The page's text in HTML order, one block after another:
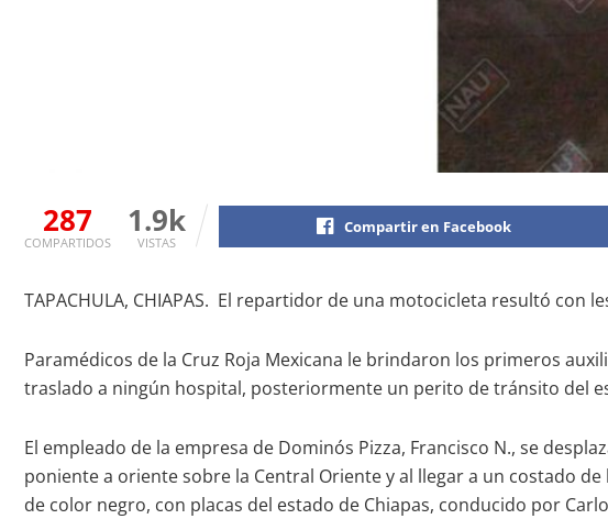
287
COMPARTIDOS
1.9k
VISTAS
Compartir en Facebook
TAPACHULA, CHIAPAS. El repartidor de una motocicleta resultó
Paramédicos de la Cruz Roja Mexicana le brindaron los primeros
traslado a ningún hospital, posteriormente un perito de tránsito del
El empleado de la empresa de Dominós Pizza, Francisco N., se
poniente a oriente sobre la Central Oriente y al llegar a un costado
de color negro, con placas del estado de Chiapas, conducido por